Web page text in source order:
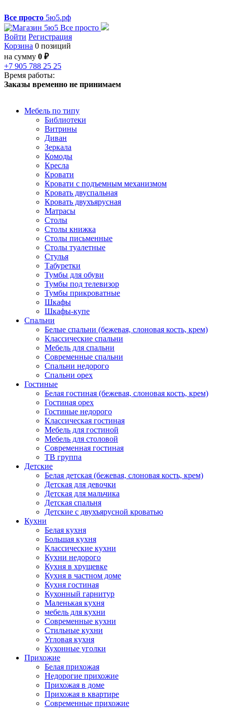
Все просто 5ю5.рф
Войти Регистрация
Корзина 0 позиций
на сумму 0 ₽
+7 905 788 25 25
Время работы:
Заказы временно не принимаем
Мебель по типу
Библиотеки
Витрины
Диван
Зеркала
Комоды
Кресла
Кровати
Кровати с подъемным механизмом
Кровать двуспальная
Кровать двухъярусная
Матрасы
Столы
Столы книжка
Столы письменные
Столы туалетные
Стулья
Табуретки
Тумбы для обуви
Тумбы под телевизор
Тумбы прикроватные
Шкафы
Шкафы-купе
Спальни
Белые спальни (бежевая, слоновая кость, крем)
Классические спальни
Мебель для спальни
Современные спальни
Спальни недорого
Спальни орех
Гостиные
Белая гостиная (бежевая, слоновая кость, крем)
Гостиная орех
Гостиные недорого
Классическая гостиная
Мебель для гостиной
Мебель для столовой
Современная гостиная
ТВ группа
Детские
Белая детская (бежевая, слоновая кость, крем)
Детская для девочки
Детская для мальчика
Детская спальня
Детские с двухъярусной кроватью
Кухни
Белая кухня
Большая кухня
Классические кухни
Кухни недорого
Кухня в хрущевке
Кухня в частном доме
Кухня гостиная
Кухонный гарнитур
Маленькая кухня
мебель для кухни
Современные кухни
Стильные кухни
Угловая кухня
Кухонные уголки
Прихожие
Белая прихожая
Недорогие прихожие
Прихожая в доме
Прихожая в квартире
Современные прихожие